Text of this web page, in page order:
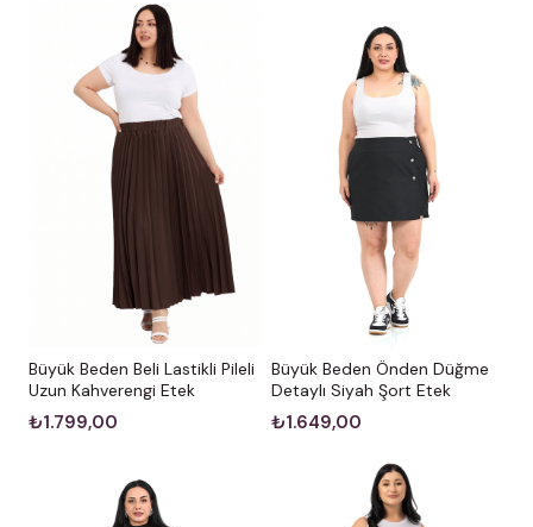
Büyük Beden Beli Lastikli Pileli
Uzun Kahverengi Etek
₺1.799,00
Büyük Beden Önden Düğme
Detaylı Siyah Şort Etek
₺1.649,00